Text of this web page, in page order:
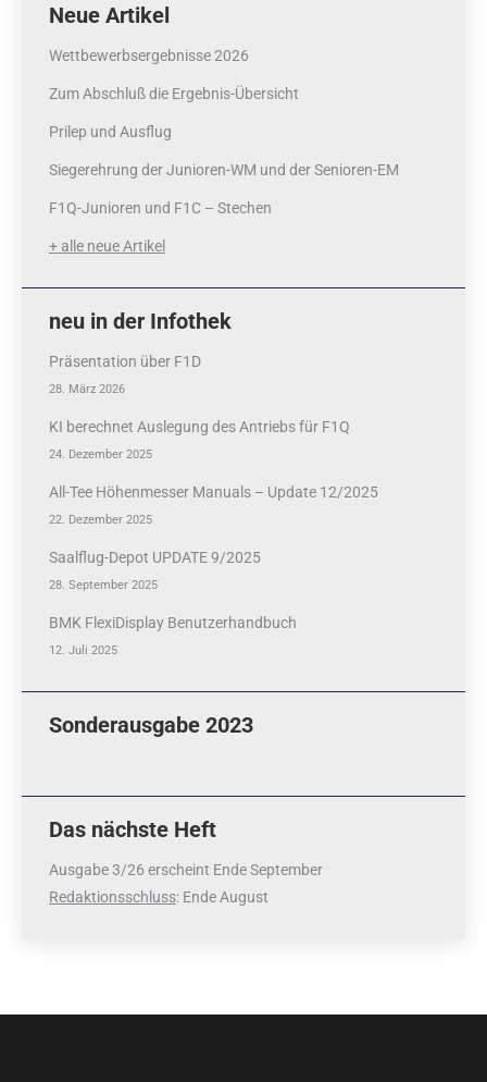
Neue Artikel
Wettbewerbsergebnisse 2026
Zum Abschluß die Ergebnis-Übersicht
Prilep und Ausflug
Siegerehrung der Junioren-WM und der Senioren-EM
F1Q-Junioren und F1C – Stechen
+ alle neue Artikel
neu in der Infothek
Präsentation über F1D
28. März 2026
KI berechnet Auslegung des Antriebs für F1Q
24. Dezember 2025
All-Tee Höhenmesser Manuals – Update 12/2025
22. Dezember 2025
Saalflug-Depot UPDATE 9/2025
28. September 2025
BMK FlexiDisplay Benutzerhandbuch
12. Juli 2025
Sonderausgabe 2023
Das nächste Heft
Ausgabe 3/26 erscheint Ende September
Redaktionsschluss: Ende August